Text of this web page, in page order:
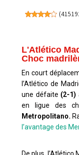
(
L'Atlético
Choc
En court
l’Atlético de
une défaite (2-1)
en ligue des
Metropolitano.
l’avantage des